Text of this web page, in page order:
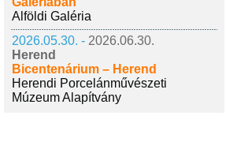
Alföldi Galéria
2026.05.30. - 2026.06.30.
Herend
Bicentenárium – Herend
Herendi Porcelánművészeti
Múzeum Alapítvány